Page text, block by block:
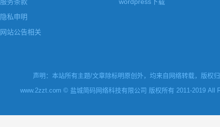
服务条款
隐私申明
网站公告相关
wordpress下载
声明：本站所有主题/文章除标明原创外，均来自网络转载，版权
www.2zzt.com © 盐城简码网络科技有限公司 版权所有 2011-2019